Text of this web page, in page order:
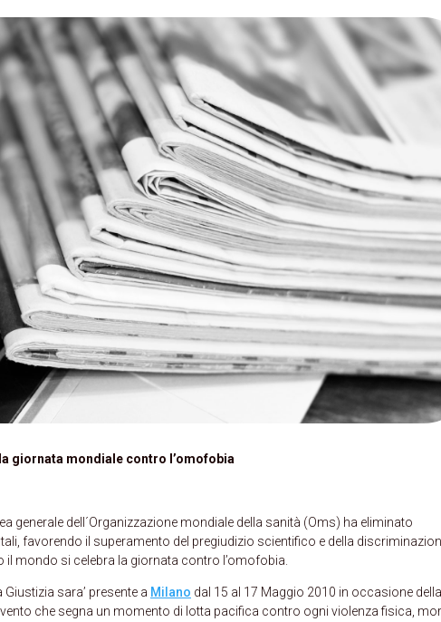
giornata mondiale contro l’omofobia
generale dell´Organizzazione mondiale della sanità (Oms) ha eliminato
favorendo il superamento del pregiudizio scientifico e della
il mondo si celebra la giornata contro l’omofobia.
Giustizia sara’ presente a Milano dal 15 al 17 Maggio 2010 in occasione della
che segna un momento di lotta pacifica contro ogni violenza fisica,